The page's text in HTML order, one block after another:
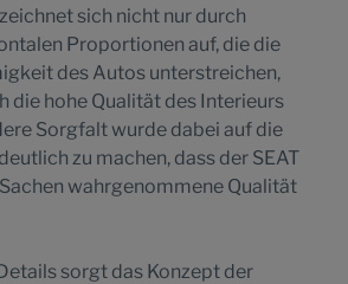
sich nicht nur durch
Proportionen auf, die die
des Autos unterstreichen,
die hohe Qualität des Interieurs
Sorgfalt wurde dabei auf die
zu machen, dass der SEAT
wahrgenommene Qualität
sorgt das Konzept der